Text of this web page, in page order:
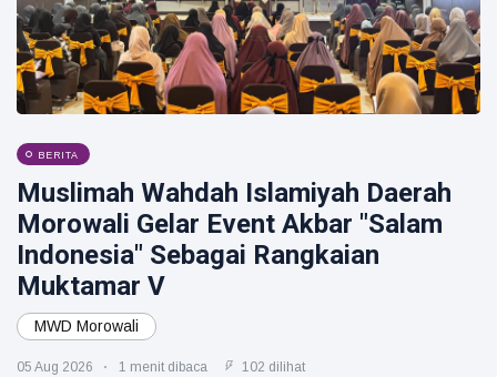
BERITA
Muslimah Wahdah Islamiyah Daerah
Morowali Gelar Event Akbar "Salam
Indonesia" Sebagai Rangkaian
Muktamar V
MWD Morowali
05 Aug 2026 1 menit dibaca 102 dilihat